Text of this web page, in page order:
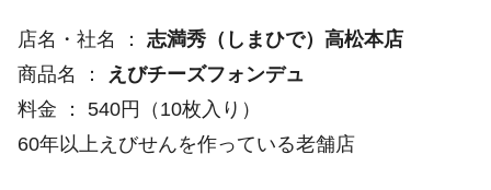
店名・社名 ： 志満秀（しまひで）高松本店
商品名 ： えびチーズフォンデュ
料金 ： 540円（10枚入り）
60年以上えびせんを作っている老舗店